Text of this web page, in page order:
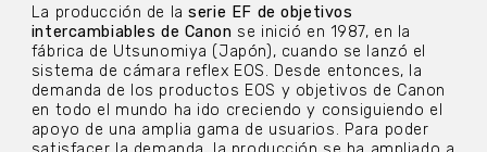
La producción de laserie EF de objetivos
intercambiables de Canon se inició en 1987, en la
fábrica de Utsunomiya (Japón), cuando se lanzó el
sistema de cámara reflex EOS. Desde entonces, la
demanda de los productos EOS y objetivos de Canon
en todo el mundo ha ido creciendo y consiguiendo el
apoyo de una amplia gama de usuarios. Para poder